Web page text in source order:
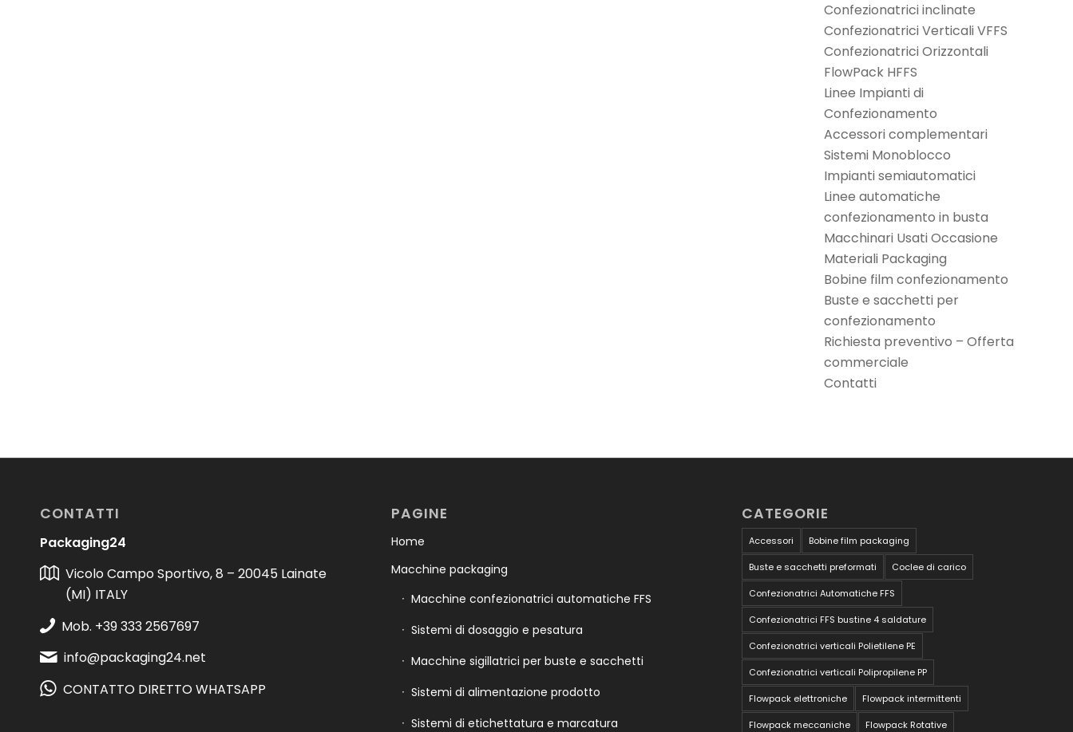
Confezionatrici inclinate
Confezionatrici Verticali VFFS
Confezionatrici Orizzontali
FlowPack HFFS
Linee Impianti di
Confezionamento
Accessori complementari
Sistemi Monoblocco
Impianti semiautomatici
Linee automatiche
confezionamento in busta
Macchinari Usati Occasione
Materiali Packaging
Bobine film confezionamento
Buste e sacchetti per
confezionamento
Richiesta preventivo – Offerta
commerciale
Contatti
CONTATTI
Packaging24
Vicolo Campo Sportivo, 8 – 20045 Lainate
(MI) ITALY
Mob. +39 333 2567697
info@packaging24.net
CONTATTO DIRETTO WHATSAPP
PAGINE
Home
Macchine packaging
Macchine confezionatrici automatiche FFS
Sistemi di dosaggio e pesatura
Macchine sigillatrici per buste e sacchetti
Sistemi di alimentazione prodotto
Sistemi di etichettatura e marcatura
CATEGORIE
Accessori Bobine film packaging
Buste e sacchetti preformati Coclee di carico
Confezionatrici Automatiche FFS
Confezionatrici FFS bustine 4 saldature
Confezionatrici verticali Polietilene PE
Confezionatrici verticali Polipropilene PP
Flowpack elettroniche Flowpack intermittenti
Flowpack meccaniche Flowpack Rotative